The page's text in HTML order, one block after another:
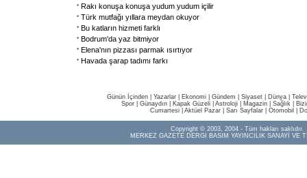
Rakı konuşa konuşa yudum yudum içilir
Türk mutfağı yıllara meydan okuyor
Bu katların hizmeti farklı
Bodrum'da yaz bitmiyor
Elena'nın pizzası parmak ısırtıyor
Havada şarap tadımı farkı
Günün İçinden Yazarlar Ekonomi Gündem Siyaset Dünya |
Spor
Günaydın Kapak Güzeli Astroloji Magazin Sağlık
Cumartesi| Aktüel Pazar| Sarı Sayfalar| Otomobil
Copyright © 2003, 2004 - Tüm hakları saklıdır.
MERKEZ GAZETE DERGİ BASIM YAYINCILIK SANAYİ VE